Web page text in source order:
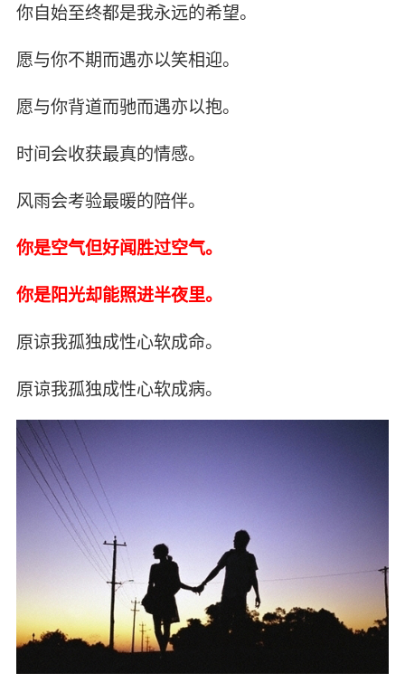
你自始至终都是我永远的希望。
愿与你不期而遇亦以笑相迎。
愿与你背道而驰而遇亦以抱。
时间会收获最真的情感。
风雨会考验最暖的陪伴。
你是空气但好闻胜过空气。
你是阳光却能照进半夜里。
原谅我孤独成性心软成命。
原谅我孤独成性心软成病。